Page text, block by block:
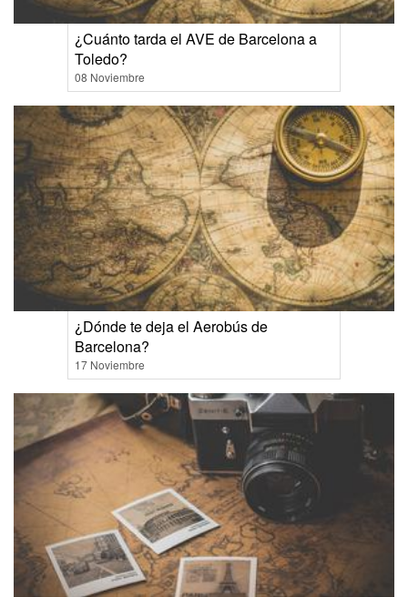
¿Cuánto tarda el AVE de Barcelona a
Toledo?
08 Noviembre
¿Dónde te deja el Aerobús de
Barcelona?
17 Noviembre